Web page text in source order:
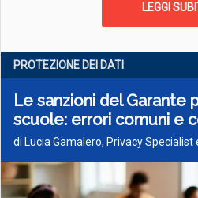
LEGGI
PROTEZIONE DEI DATI
Le sanzioni del Garante
scuole: errori comuni e
di Lucia Gamalero, Privacy Specialist